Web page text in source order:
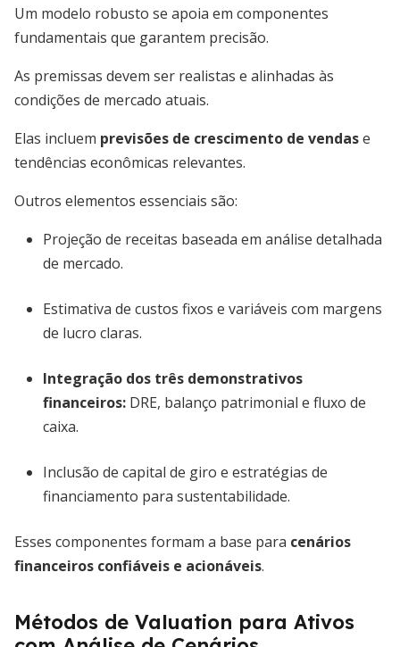
Um modelo robusto se apoia em componentes
fundamentais que garantem precisão.
As premissas devem ser realistas e alinhadas às
condições de mercado atuais.
Elas incluem previsões de crescimento de vendase
tendências econômicas relevantes.
Outros elementos essenciais são:
Projeção de receitas baseada em análise detalhada
de mercado.
Estimativa de custos fixos e variáveis com margens
de lucro claras.
Integração dos três demonstrativos
financeiros: DRE, balanço patrimonial e fluxo de
caixa.
Inclusão de capital de giro e estratégias de
financiamento para sustentabilidade.
Esses componentes formam a base para cenários
financeiros confiáveis e acionáveis.
Métodos de Valuation para Ativos